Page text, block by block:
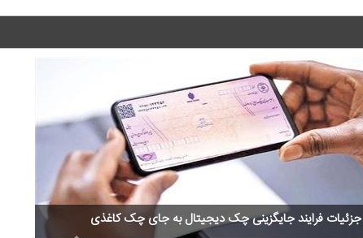
آلمان صدرنشین حداقل دستمزد اروپا از نظر قدرت خرید شد